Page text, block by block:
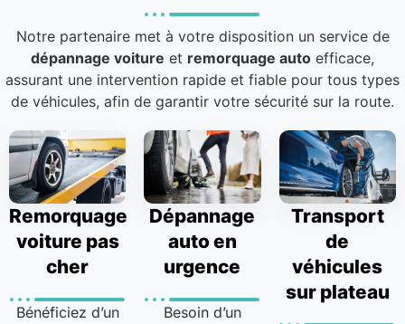
Notre partenaire met à votre disposition un service de
dépannage voiture et remorquage auto efficace,
assurant une intervention rapide et fiable pour tous types
de véhicules, afin de garantir votre sécurité sur la route.
Remorquage
voiture pas
cher
Bénéficiez d’un
Dépannage
auto en
urgence
Besoin d’un
Transport
de
véhicules
sur plateau